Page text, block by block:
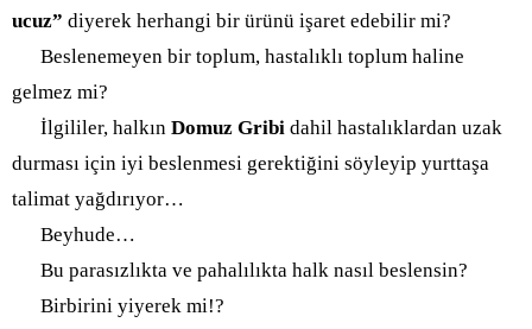
ucuz” diyerek herhangi bir ürünü işaret edebilir mi?
Beslenemeyen bir toplum, hastalıklı toplum haline
gelmez mi?
İlgililer, halkın Domuz Gribi dahil hastalıklardan uzak
durması için iyi beslenmesi gerektiğini söyleyip yurttaşa
talimat yağdırıyor…
Beyhude…
Bu parasızlıkta ve pahalılıkta halk nasıl beslensin?
Birbirini yiyerek mi!?